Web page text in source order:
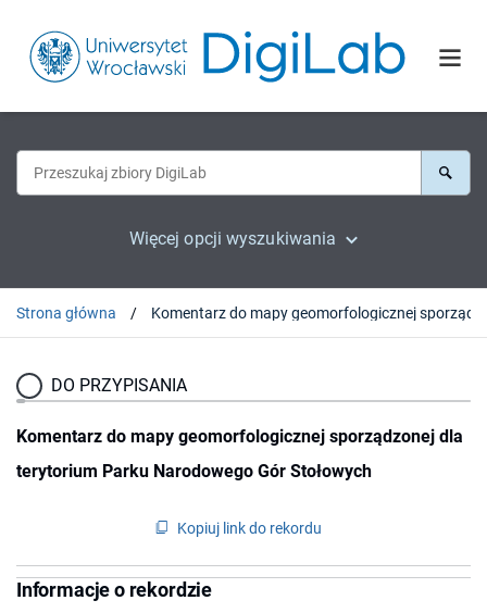
Więcej opcji wyszukiwania
Strona główna
DO PRZYPISANIA
Komentarz do mapy geomorfologicznej sporządzonej dla
terytorium Parku Narodowego Gór Stołowych
Kopiuj link do rekordu
Informacje o rekordzie